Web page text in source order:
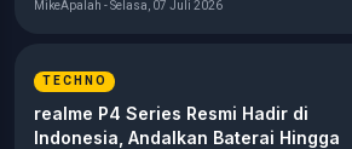
Canggihnya!
MikeApalah - Selasa, 07 Juli 2026
TECHNO
realme P4 Series Resmi Hadir di
Indonesia, Andalkan Baterai Hingga